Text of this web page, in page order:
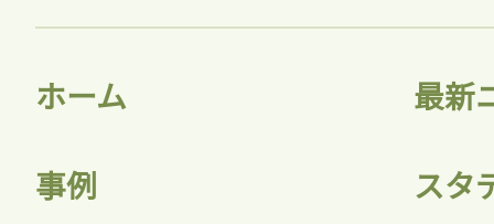
ホーム 最新
事例 スタ